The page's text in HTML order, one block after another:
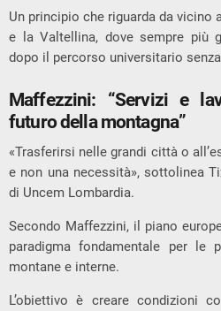
Un principio che riguarda da vicino
e la Valtellina, dove sempre più
dopo il percorso universitario
Maffezzini: “Servizi e
futuro della montagna”
«Trasferirsi nelle grandi città o
e non una necessità», sottolinea
di Uncem Lombardia.
Secondo Maffezzini, il piano
paradigma fondamentale per le
montane e interne.
L’obiettivo è creare condizioni